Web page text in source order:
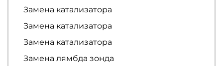
Замена катализатора
Замена катализатора
Замена катализатора
Замена лямбда зонда